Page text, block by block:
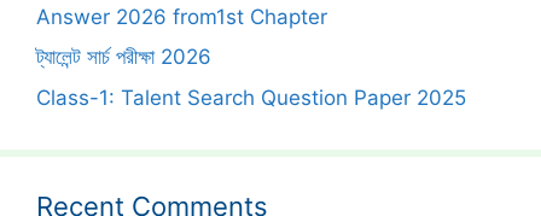
Answer 2026 from1st Chapter
ট্যালেন্ট সার্চ পরীক্ষা 2026
Class-1: Talent Search Question Paper 2025
Recent Comments